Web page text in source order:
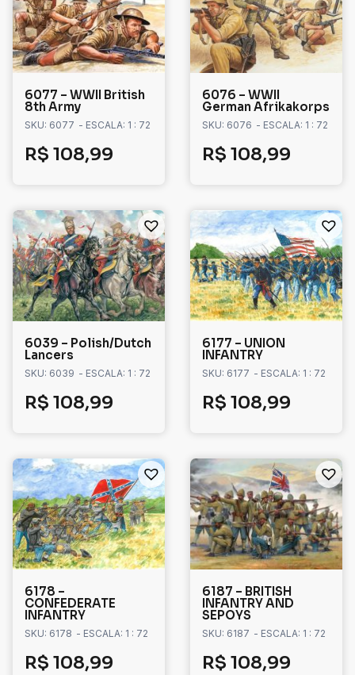
6077 – WWII British
8th Army
SKU: 6077 - ESCALA: 1 : 72
R$ 108,99
6076 – WWII
German Afrikakorps
SKU: 6076 - ESCALA: 1 : 72
R$ 108,99
6039 – Polish/Dutch
Lancers
SKU: 6039 - ESCALA: 1 : 72
R$ 108,99
6177 – UNION
INFANTRY
SKU: 6177 - ESCALA: 1 : 72
R$ 108,99
6178 –
CONFEDERATE
INFANTRY
SKU: 6178 - ESCALA: 1 : 72
R$ 108,99
6187 – BRITISH
INFANTRY AND
SEPOYS
SKU: 6187 - ESCALA: 1 : 72
R$ 108,99